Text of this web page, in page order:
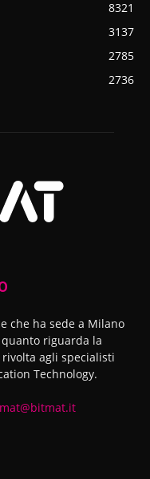
8321
3137
2785
2736
che ha sede a Milano
riguarda la
agli specialisti
Technology.